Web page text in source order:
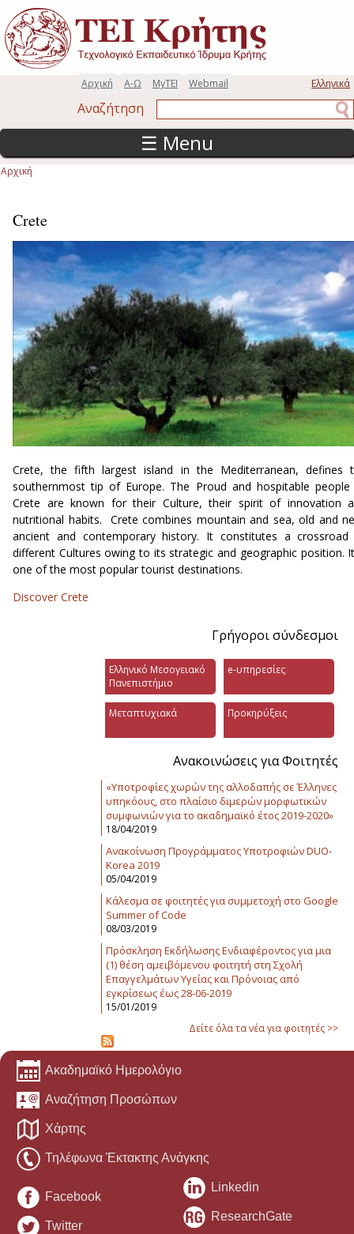
Παράκαμψη προς το κυρίως περιεχόμενο
Ελληνικά
Webmail
MyTEI
Α-Ω
Αρχική
Αναζήτηση
☰ Menu
Αρχική
Crete
Crete, the fifth largest island in the Mediterranean, defines
southernmost tip of Europe. The Proud and hospitable
Crete are known for their Culture, their spirit of innovation
nutritional habits. Crete combines mountain and sea, old and
ancient and contemporary history. It constitutes a
different Cultures owing to its strategic and geographic position.
one of the most popular tourist destinations.
Discover Crete
Γρήγοροι σύνδεσμοι
Ελληνικό Μεσογειακό
Πανεπιστήμιο
e-υπηρεσίες
Μεταπτυχιακά Προκηρύξεις
Ανακοινώσεις για Φοιτητές
«Υποτροφίες χωρών της αλλοδαπής σε Έλληνες
υπηκόους, στο πλαίσιο διμερών μορφωτικών
συμφωνιών για το ακαδημαϊκό έτος 2019-2020»
18/04/2019
Ανακοίνωση Προγράμματος Υποτροφιών DUO-
Korea 2019
05/04/2019
Κάλεσμα σε φοιτητές για συμμετοχή στο Google
Summer of Code
08/03/2019
Πρόσκληση Εκδήλωσης Ενδιαφέροντος για μια
(1) θέση αμειβόμενου φοιτητή στη Σχολή
Επαγγελμάτων Υγείας και Πρόνοιας από
εγκρίσεως έως 28-06-2019
15/01/2019
Δείτε όλα τα νέα για φοιτητές >>
Ακαδημαϊκό Ημερολόγιο
Αναζήτηση Προσώπων
Χάρτης
Τηλέφωνα Έκτακτης Ανάγκης
Facebook
Twitter
Linkedin
ResearchGate